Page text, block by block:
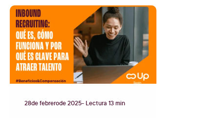
28defebrerode2025- Lectura 13 min